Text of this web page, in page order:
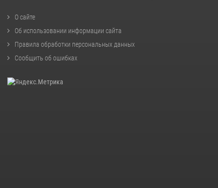
О сайте
Об использовании информации сайта
Правила обработки персональных данных
Сообщить об ошибках